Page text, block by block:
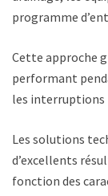
programme
Cette approche
performant
les interruptions
Les solutions
d’excellents
fonction des